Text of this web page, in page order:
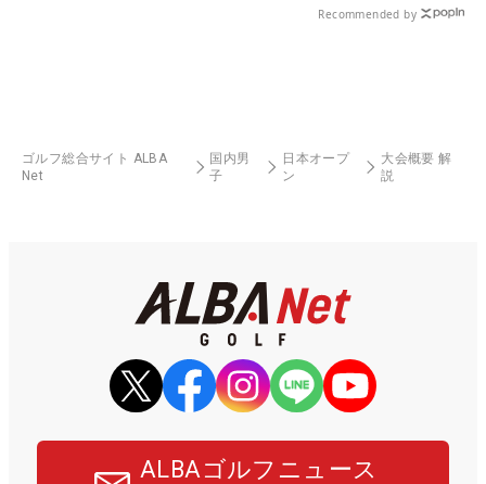
Recommended by
ゴルフ総合サイト ALBA
Net
国内男
子
日本オープ
ン
大会概要 解
説
ALBAゴルフニュース